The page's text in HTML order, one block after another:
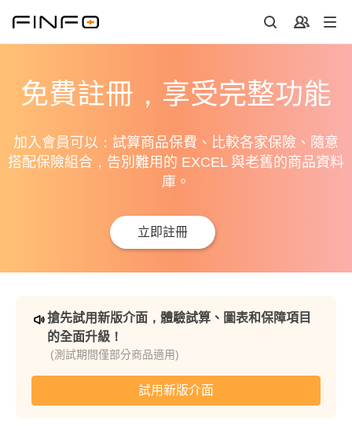
免費註冊，享受完整功能
加入會員可以：試算商品保費、比較各家保險、隨意
搭配保險組合，告別難用的 EXCEL 與老舊的商品資料
庫。
立即註冊
搶先試用新版介面，體驗試算、圖表和保障項目
的全面升級！
(測試期間僅部分商品適用)
試用新版介面